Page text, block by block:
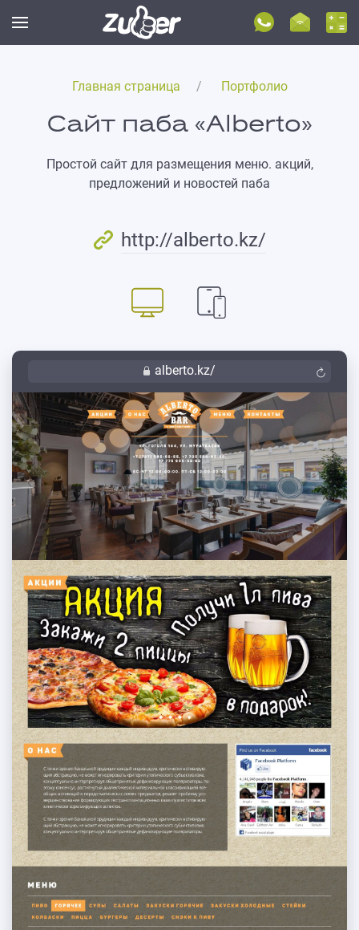
Главная страница Портфолио
Сайт паба «Alberto»
Простой сайт для размещения меню. акций,
предложений и новостей паба
http://alberto.kz/
alberto.kz/